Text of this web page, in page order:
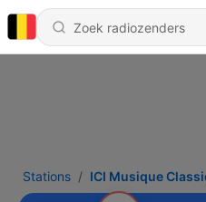
Stations ICI Musique